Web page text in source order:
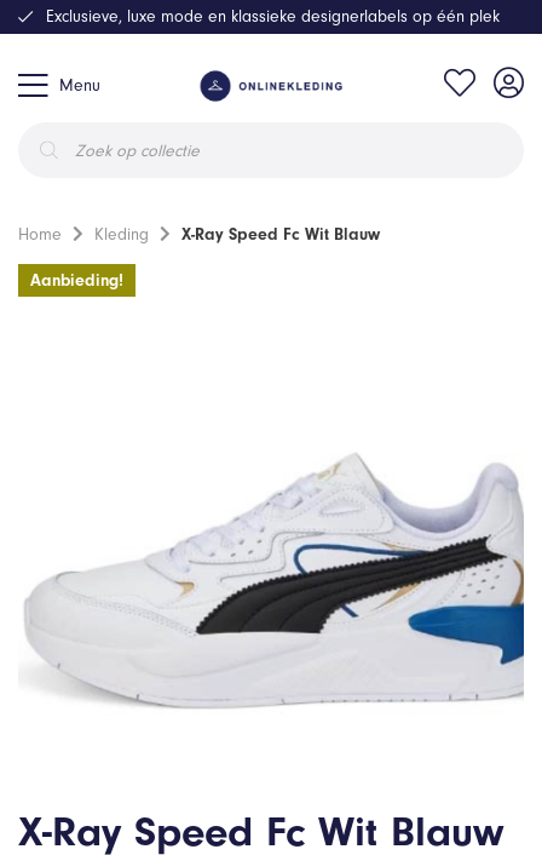
Menu
zoeken
Exclusieve, luxe mode en klassieke designerlabels op één plek
Home Kleding X-Ray Speed Fc Wit Blauw
Aanbieding!
X-Ray Speed Fc Wit Blauw